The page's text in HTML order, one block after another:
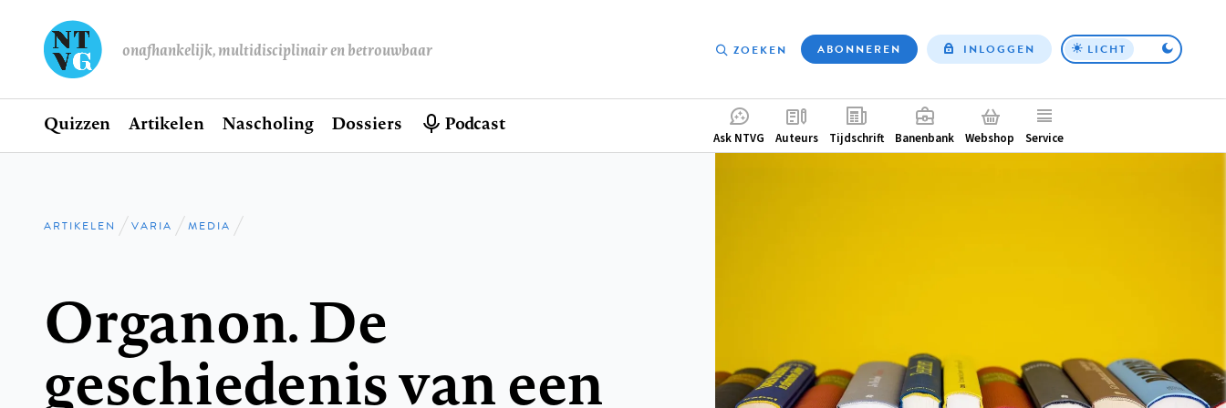
onafhankelijk, multidisciplinair en betrouwbaar
Top
ZOEKEN ABONNEREN INLOGGEN LICHT
Hoofdnavigatie
Home
Quizzen Artikelen Nascholing Dossiers Podcast
Complementair
Ask NTVG Auteurs Tijdschrift Banenbank Webshop Service
Kruimelpad
ARTIKELEN VARIA MEDIA
Organon. De
geschiedenis van een